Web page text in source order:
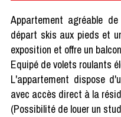
Appartement agréable
départ skis aux pieds et
exposition et offre un
Equipé de volets roulants
L'appartement dispose
avec accès direct à la
(Possibilité de louer un